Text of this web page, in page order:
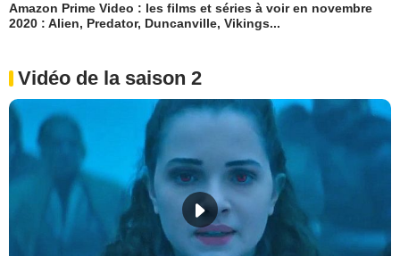
Amazon Prime Video : les films et séries à voir en novembre
2020 : Alien, Predator, Duncanville, Vikings...
Vidéo de la saison 2